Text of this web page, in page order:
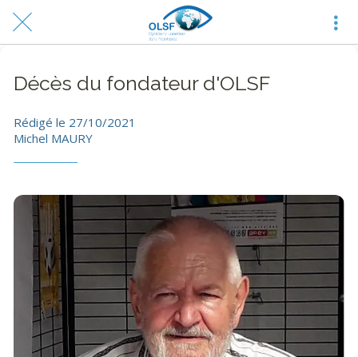
Décès du fondateur d'OLSF
Rédigé le 27/10/2021
Michel MAURY